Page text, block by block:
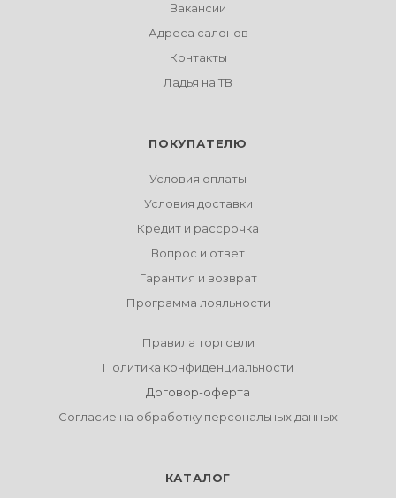
Вакансии
Адреса салонов
Контакты
Ладья на ТВ
ПОКУПАТЕЛЮ
Условия оплаты
Условия доставки
Кредит и рассрочка
Вопрос и ответ
Гарантия и возврат
Программа лояльности
Правила торговли
Политика конфиденциальности
Договор-оферта
Согласие на обработку персональных данных
КАТАЛОГ